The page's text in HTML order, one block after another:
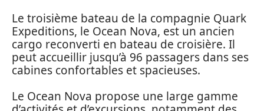
Le troisième bateau de la compagnie Quark
Expeditions, le Ocean Nova, est un ancien
cargo reconverti en bateau de croisière. Il
peut accueillir jusqu’à 96 passagers dans ses
cabines confortables et spacieuses.
Le Ocean Nova propose une large gamme